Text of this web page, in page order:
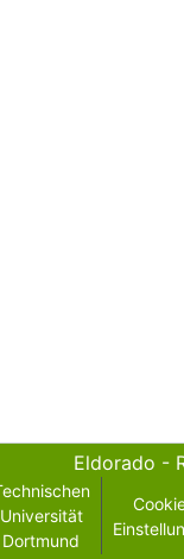
Eldorado -
Universität
Dortmund